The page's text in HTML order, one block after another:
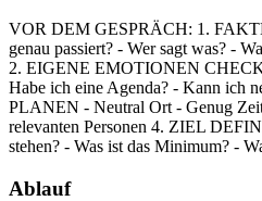
VOR DEM GESPRÄCH: 1.
genau passiert? - Wer sagt was? -
2. EIGENE EMOTIONEN
Habe ich eine Agenda? - Kann ich
PLANEN - Neutral Ort - Genug
relevanten Personen 4. ZIEL
stehen? - Was ist das Minimum? -
Ablauf